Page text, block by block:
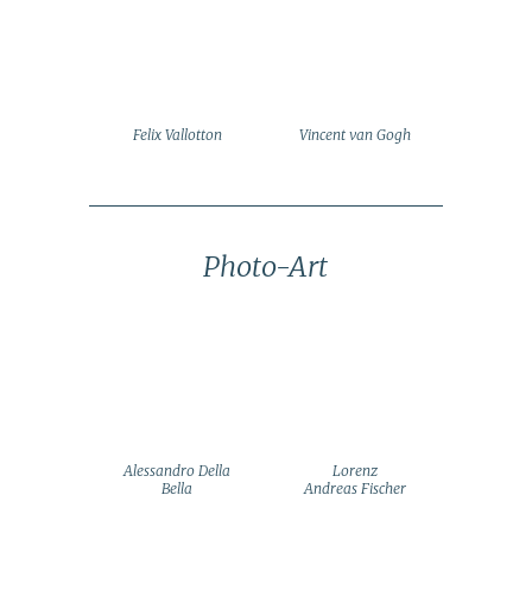
Felix Vallotton Vincent van Gogh
Photo-Art
Alessandro Della
Bella
Lorenz
Andreas Fischer